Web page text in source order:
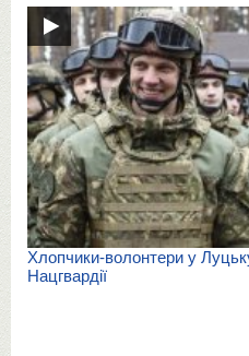
Хлопчики-волонтери у
Нацгвардії